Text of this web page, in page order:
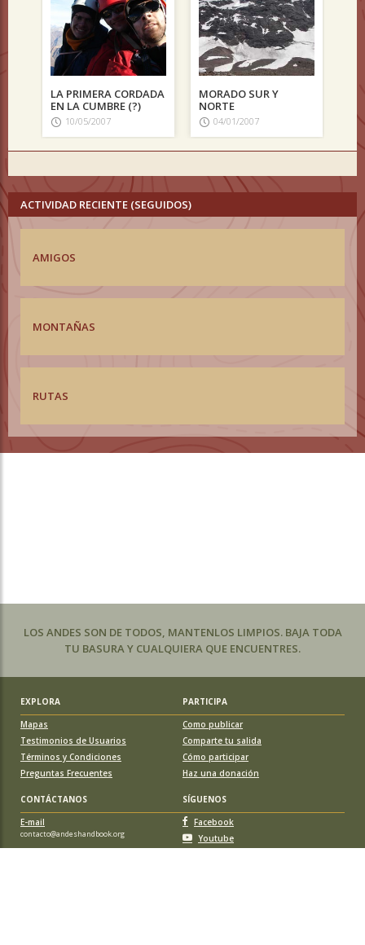
LA PRIMERA CORDADA
EN LA CUMBRE (?)
10/05/2007
MORADO SUR Y
NORTE
04/01/2007 04/
ACTIVIDAD RECIENTE (SEGUIDOS)
AMIGOS
MONTAÑAS
RUTAS
LOS ANDES SON DE TODOS, MANTENLOS LIMPIOS. BAJA TODA
TU BASURA Y CUALQUIERA QUE ENCUENTRES.
EXPLORA
PARTICIPA
Mapas
Testimonios de Usuarios
Términos y Condiciones
Preguntas Frecuentes
Como publicar
Comparte tu salida
Cómo participar
Haz una donación
CONTÁCTANOS
SÍGUENOS
E-mail
contacto@andeshandbook.org
Facebook
Youtube